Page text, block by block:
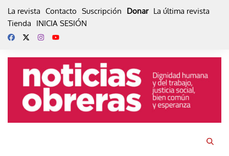
La revista Contacto Suscripción Donar La última revista
Tienda
INICIA SESIÓN